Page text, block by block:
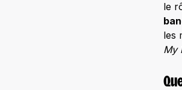
le
les
My